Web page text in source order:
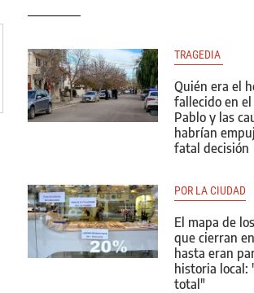
TRAGEDIA
Quién era el
fallecido en
Pablo y las
habrían
fatal decisión
POR LA CIUDAD
El mapa de
que cierran
hasta eran
historia local:
total"